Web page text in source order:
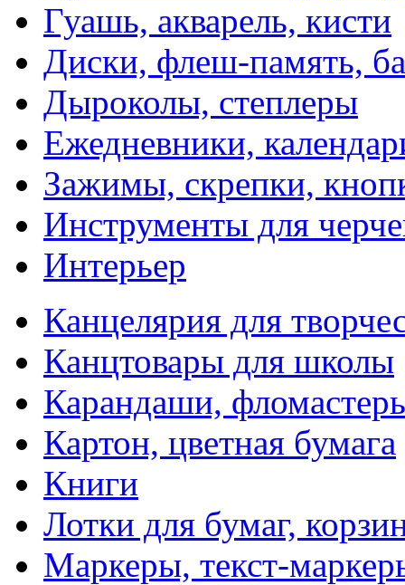
Гуашь, акварель, кисти
Диски, флеш-память,
Дыроколы, степлеры
Ежедневники,
Зажимы, скрепки,
Инструменты для
Интерьер
Канцелярия для
Канцтовары для школы
Карандаши,
Картон, цветная бумага
Книги
Лотки для бумаг,
Маркеры, текст-